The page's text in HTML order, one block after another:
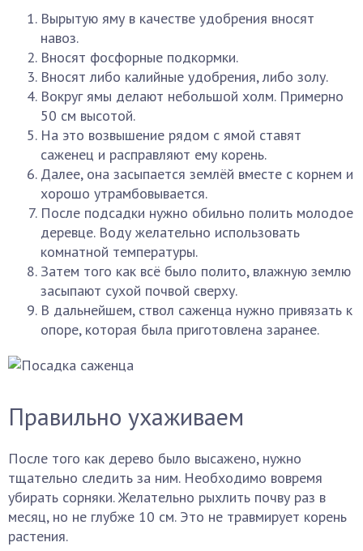
Вырытую яму в качестве удобрения вносят
навоз.
Вносят фосфорные подкормки.
Вносят либо калийные удобрения, либо золу.
Вокруг ямы делают небольшой холм. Примерно
50 см высотой.
На это возвышение рядом с ямой ставят
саженец и расправляют ему корень.
Далее, она засыпается землёй вместе с корнем и
хорошо утрамбовывается.
После подсадки нужно обильно полить молодое
деревце. Воду желательно использовать
комнатной температуры.
Затем того как всё было полито, влажную землю
засыпают сухой почвой сверху.
В дальнейшем, ствол саженца нужно привязать к
опоре, которая была приготовлена заранее.
Правильно ухаживаем
После того как дерево было высажено, нужно
тщательно следить за ним. Необходимо вовремя
убирать сорняки. Желательно рыхлить почву раз в
месяц, но не глубже 10 см. Это не травмирует корень
растения.